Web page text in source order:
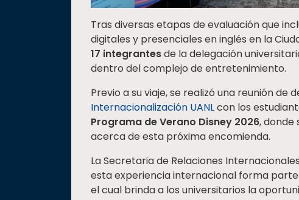
Tras diversas etapas de evaluación que
digitales y presenciales en inglés en la
17 integrantesde la delegación
dentro del complejo de entretenimiento.
Previo a su viaje, se realizó una reunión de
Internacionalización UANLcon los
Programa de Verano Disney 2026, donde
acerca de esta próxima encomienda.
La Secretaria de Relaciones
esta experiencia internacional forma
el cual brinda a los universitarios la